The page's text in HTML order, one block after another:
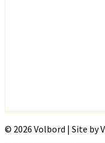
© 2026 Volbord | Site by